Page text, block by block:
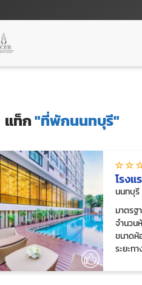
แท็ก"ที่พักนนทบุรี"
โรงแ
นนทบุรี
มาตรฐ
จำนวน
ขนาดห้
ระยะทา